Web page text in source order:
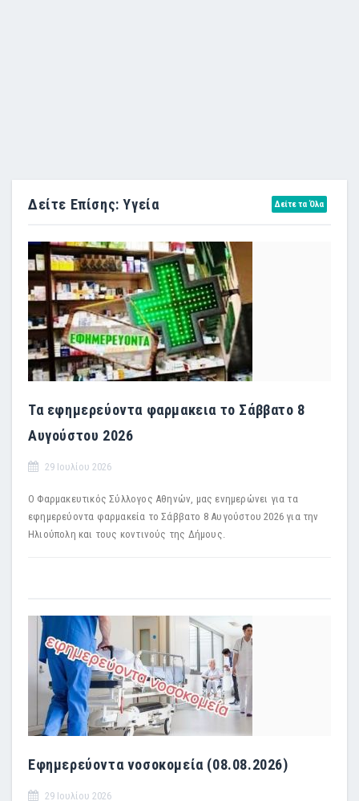
Δείτε Επίσης: Υγεία Δείτε τα Όλα
Τα εφημερεύοντα φαρμακεια το Σάββατο 8
Αυγούστου 2026
29 Ιουλίου 2026
Ο Φαρμακευτικός Σύλλογος Αθηνών, μας ενημερώνει για τα
εφημερεύοντα φαρμακεία το Σάββατο 8 Αυγούστου 2026 για την
Ηλιούπολη και τους κοντινούς της Δήμους.
Εφημερεύοντα νοσοκομεία (08.08.2026)
29 Ιουλίου 2026